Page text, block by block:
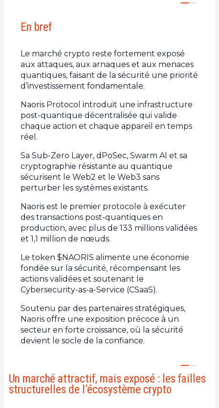
failles structurelles de l’écosystème crypto
a. Des menaces omniprésentes pour les
investisseurs
b. Une volatilité renforcée par le manque de
confiance
3. La cybersécurité décentralisée comme
condition de l’adoption massive
a.La confiance, moteur essentiel des flux
d’investissement
sa croissance
c.La préparation de l’écosystème au Q-Day
4. Naoris Protocol : une infrastructure post-
a. Le Sub-Zero Layer : pour une sécurité native,
intégrable et invisible
b.dPoSec, Swarm AI et cryptographie post-
quantique
c.Le premier protocole à traiter des transactions
post-quantiques en production
5. Le token $NAORIS : un actif adossé à la
sécurité globale
a. Une utilité native et des incitations
économiques
c.Un positionnement unique sur un marché en
expansion
En bref
Le marché crypto reste fortement exposé
aux attaques, aux arnaques et aux menaces
quantiques, faisant de la sécurité une priorité
d’investissement fondamentale.
Naoris Protocol introduit une infrastructure
post-quantique décentralisée qui valide
chaque action et chaque appareil en temps
réel.
Sa Sub-Zero Layer, dPoSec, Swarm AI et sa
cryptographie résistante au quantique
sécurisent le Web2 et le Web3 sans
perturber les systèmes existants.
Naoris est le premier protocole à exécuter
des transactions post-quantiques en
production, avec plus de 133 millions validées
et 1,1 million de nœuds.
Le token $NAORIS alimente une économie
fondée sur la sécurité, récompensant les
actions validées et soutenant le
Cybersecurity-as-a-Service (CSaaS).
Soutenu par des partenaires stratégiques,
Naoris offre une exposition précoce à un
secteur en forte croissance, où la sécurité
devient le socle de la confiance.
Un marché attractif, mais exposé : les failles
structurelles de l’écosystème crypto